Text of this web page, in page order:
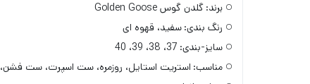
برند: گلدن گوس Golden Goose
رنگ بندی: سفید، قهوه ای
سایز-بندی: 37، 38، 39، 40
مناسب: استریت استایل، روزمره، ست اسپرت، ست